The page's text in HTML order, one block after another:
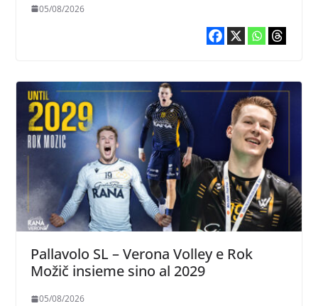
05/08/2026
Pallavolo SL – Verona Volley e Rok
Možič insieme sino al 2029
05/08/2026